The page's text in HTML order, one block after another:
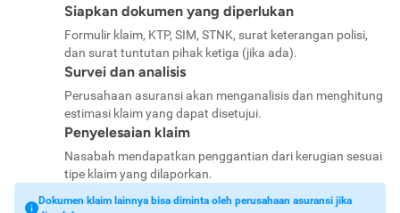
Siapkan dokumen yang diperlukan
Formulir klaim, KTP, SIM, STNK, surat keterangan polisi,
dan surat tuntutan pihak ketiga (jika ada).
Survei dan analisis
Perusahaan asuransi akan menganalisis dan menghitung
estimasi klaim yang dapat disetujui.
Penyelesaian klaim
Nasabah mendapatkan penggantian dari kerugian sesuai
tipe klaim yang dilaporkan.
Dokumen klaim lainnya bisa diminta oleh perusahaan asuransi jika